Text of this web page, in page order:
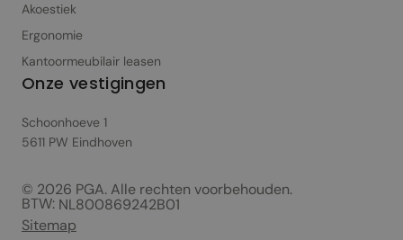
Akoestiek
Ergonomie
Kantoormeubilair leasen
Onze vestigingen
Schoonhoeve 1
5611 PW Eindhoven
© 2026 PGA. Alle rechten voorbehouden.
BTW: NL800869242B01
Sitemap